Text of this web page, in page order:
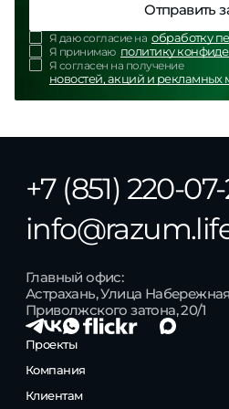
Отправить
Я даю согласие наобработку
Я принимаю политику
Я согласен на получение
новостей, акций и рекламных
+7 (851) 220-
Главный офис:
Астрахань, Улица Набережная
Приволжского затона, 20/1
Проекты
Бакинская 65
РАЗУМ на Энергетической
РАЗУМ на Звездной
РАЗУМ на Боевой
Компания
Контакты
О компании
Клиентам